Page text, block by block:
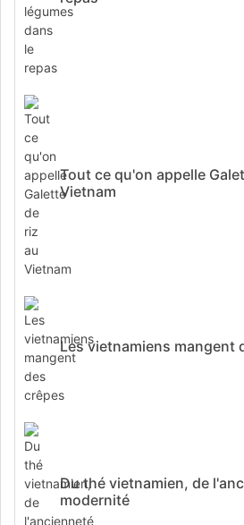
Tout ce qu'on appelle
Vietnam
Les vietnamiens mangent
Du thé vietnamien, de
modernité